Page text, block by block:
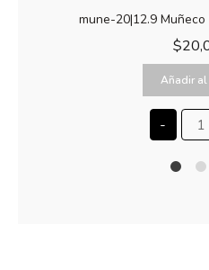
mune-20|12.9
$
Añadir al
-